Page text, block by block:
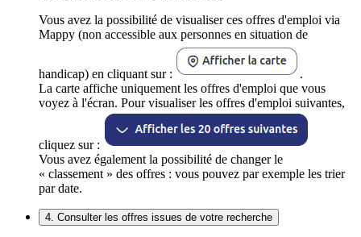
Vous avez la possibilité de visualiser ces offres d'emploi via
Mappy (non accessible aux personnes en situation de
handicap) en cliquant sur :
.
La carte affiche uniquement les offres d'emploi que vous
voyez à l'écran. Pour visualiser les offres d'emploi suivantes,
cliquez sur :
Vous avez également la possibilité de changer le
« classement » des offres : vous pouvez par exemple les trier
par date.
4. Consulter les offres issues de votre recherche